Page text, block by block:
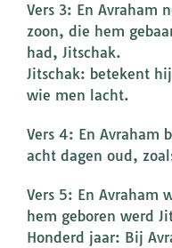
Vers 3: En Avraham
zoon, die hem
had, Jitschak.
Jitschak: betekent
wie men lacht.
Vers 4: En Avraham
acht dagen oud,
Vers 5: En Avraham
hem geboren werd
Honderd jaar: Bij